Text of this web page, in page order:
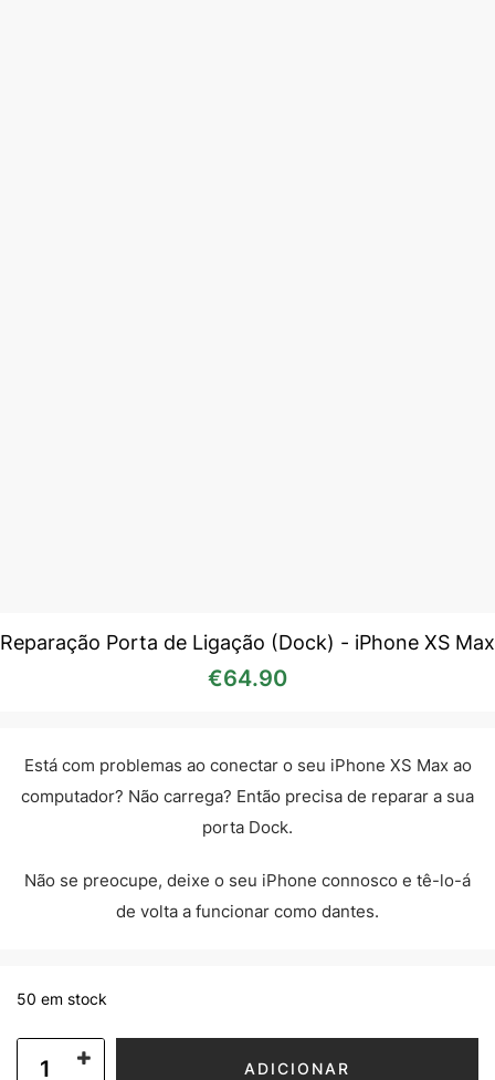
Reparação Porta de Ligação (Dock) - iPhone XS Max
€64.90
Está com problemas ao conectar o seu iPhone XS Max ao
computador? Não carrega? Então precisa de reparar a sua
porta Dock.
Não se preocupe, deixe o seu iPhone connosco e tê-lo-á
de volta a funcionar como dantes.
50 em stock
ADICIONAR